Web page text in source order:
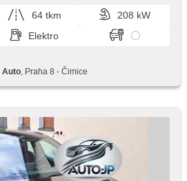
Automatikgetriebe
64 tkm
208 kW
Elektro
Auto, Praha 8 - Čimice